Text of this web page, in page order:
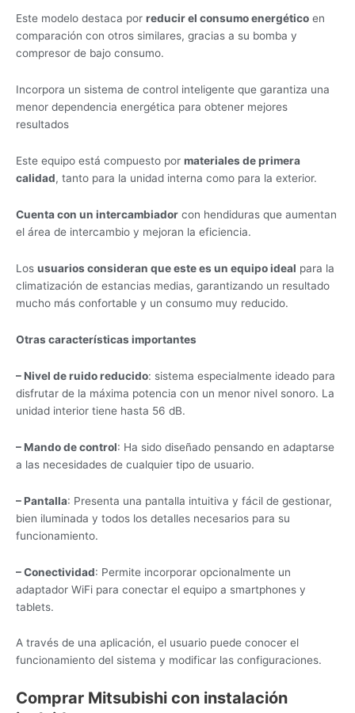
Este modelo destaca por reducir el consumo energético en
comparación con otros similares, gracias a su bomba y
compresor de bajo consumo.
Incorpora un sistema de control inteligente que garantiza una
menor dependencia energética para obtener mejores
resultados
Este equipo está compuesto por materiales de primera
calidad, tanto para la unidad interna como para la exterior.
Cuenta con un intercambiador con hendiduras que aumentan
el área de intercambio y mejoran la eficiencia.
Los usuarios consideran que este es un equipo ideal para la
climatización de estancias medias, garantizando un resultado
mucho más confortable y un consumo muy reducido.
Otras características importantes
– Nivel de ruido reducido: sistema especialmente ideado para
disfrutar de la máxima potencia con un menor nivel sonoro. La
unidad interior tiene hasta 56 dB.
– Mando de control: Ha sido diseñado pensando en adaptarse
a las necesidades de cualquier tipo de usuario.
– Pantalla: Presenta una pantalla intuitiva y fácil de gestionar,
bien iluminada y todos los detalles necesarios para su
funcionamiento.
– Conectividad: Permite incorporar opcionalmente un
adaptador WiFi para conectar el equipo a smartphones y
tablets.
A través de una aplicación, el usuario puede conocer el
funcionamiento del sistema y modificar las configuraciones.
Comprar Mitsubishi con instalación